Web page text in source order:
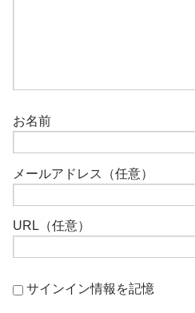
お名前
メールアドレス（任意）
URL（任意）
サインイン情報を記憶